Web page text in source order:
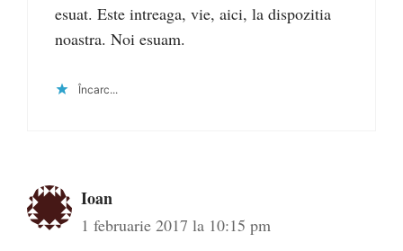
esuat. Este intreaga, vie, aici, la dispozitia
noastra. Noi esuam.
Încarc...
Ioan
1 februarie 2017 la 10:15 pm